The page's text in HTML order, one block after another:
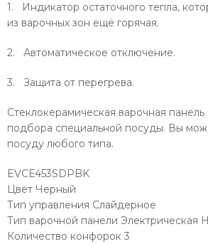
1. Индикатор остаточного тепла,
из варочных зон ещё горячая.
2. Автоматическое отключение.
3. Защита от перегрева.
Стеклокерамическая варочная
подбора специальной посуды. Вы
посуду любого типа.
EVCE453SDPBK
Цвет Черный
Тип управления Слайдерное
Тип варочной панели Электрическая
Количество конфорок 3